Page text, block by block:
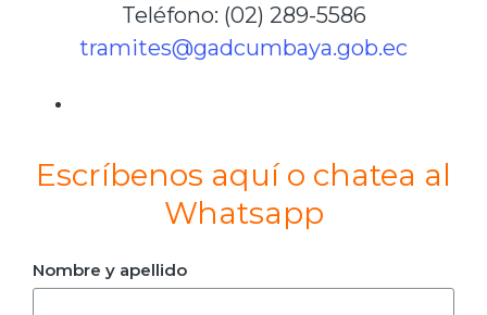
Teléfono: (02) 289-5586
tramites@gadcumbaya.gob.ec
Escríbenos aquí o chatea al
Whatsapp
Nombre y apellido